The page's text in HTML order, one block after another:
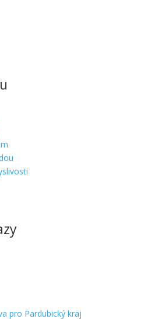
pro Pardubický kraj